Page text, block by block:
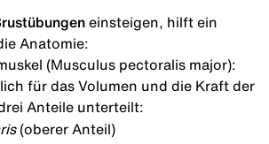
einsteigen, hilft ein
Anatomie:
(Musculus pectoralis major):
für das Volumen und die Kraft der
Anteile unterteilt:
(oberer Anteil)